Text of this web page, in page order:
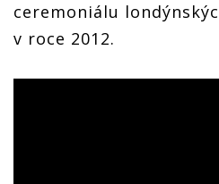
ceremoniálu
v roce 2012.